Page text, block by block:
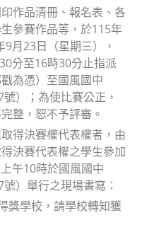
作品清冊、報名表、各
參賽作品等，於115年
月23日（星期三），
分至16時30分止指派
為憑）至國風國中
號）；為使比賽公正，
整，恕不予評審。
得決賽權代表權者，由
決賽代表權之學生參加
午10時於國風國中
）舉行之現場書寫：
獎學校，請學校轉知獲